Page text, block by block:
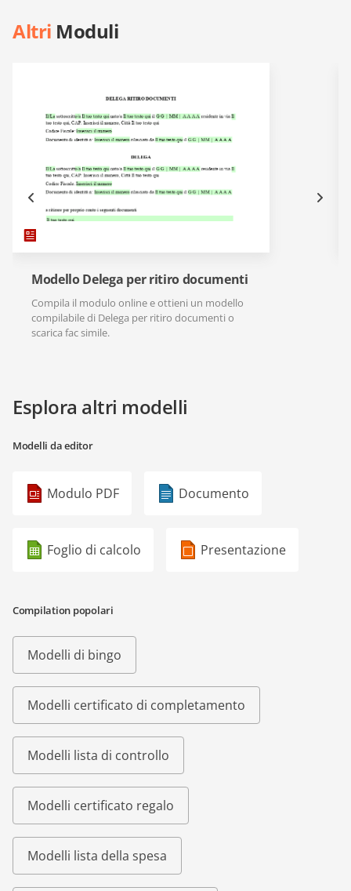
Altri Moduli
Modello Delega per ritiro documenti
Compila il modulo online e ottieni un modello
compilabile di Delega per ritiro documenti o
scarica fac simile.
Esplora altri modelli
Modelli da editor
Modulo PDF Documento
Foglio di calcolo Presentazione
Compilation popolari
Modelli di bingo
Modelli certificato di completamento
Modelli lista di controllo
Modelli certificato regalo
Modelli lista della spesa